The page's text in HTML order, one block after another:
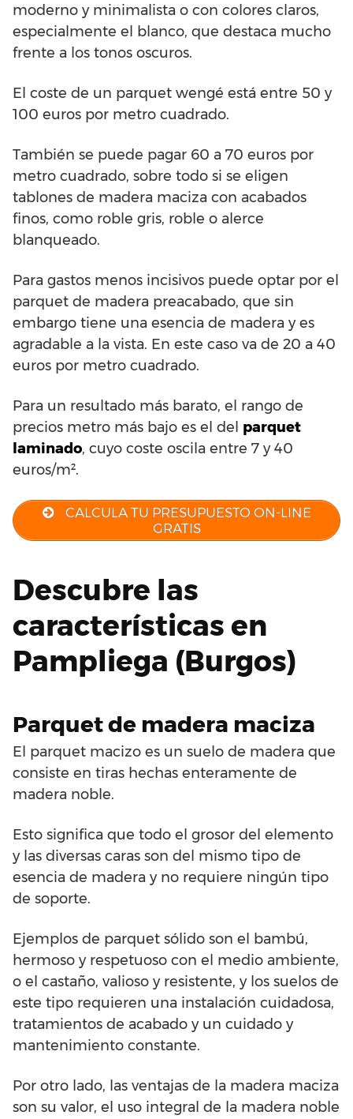
moderno y minimalista o con colores claros,
especialmente el blanco, que destaca mucho
frente a los tonos oscuros.
El coste de un parquet wengé está entre 50 y
100 euros por metro cuadrado.
También se puede pagar 60 a 70 euros por
metro cuadrado, sobre todo si se eligen
tablones de madera maciza con acabados
finos, como roble gris, roble o alerce
blanqueado.
Para gastos menos incisivos puede optar por el
parquet de madera preacabado, que sin
embargo tiene una esencia de madera y es
agradable a la vista. En este caso va de 20 a 40
euros por metro cuadrado.
Para un resultado más barato, el rango de
precios metro más bajo es el del parquet
laminado, cuyo coste oscila entre 7 y 40
euros/m².
CALCULA TU PRESUPUESTO ON-LINE
GRATIS
Descubre las
características en
Pampliega (Burgos)
Parquet de madera maciza
El parquet macizo es un suelo de madera que
consiste en tiras hechas enteramente de
madera noble.
Esto significa que todo el grosor del elemento
y las diversas caras son del mismo tipo de
esencia de madera y no requiere ningún tipo
de soporte.
Ejemplos de parquet sólido son el bambú,
hermoso y respetuoso con el medio ambiente,
o el castaño, valioso y resistente, y los suelos de
este tipo requieren una instalación cuidadosa,
tratamientos de acabado y un cuidado y
mantenimiento constante.
Por otro lado, las ventajas de la madera maciza
son su valor, el uso integral de la madera noble